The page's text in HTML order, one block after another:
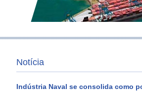
Notícia
Indústria Naval se consolida como